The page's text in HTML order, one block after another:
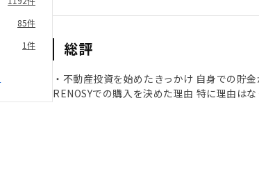
85件
1件 総評
・不動産投資を始めたきっかけ 自身での貯
RENOSYでの購入を決めた理由 特に理由は